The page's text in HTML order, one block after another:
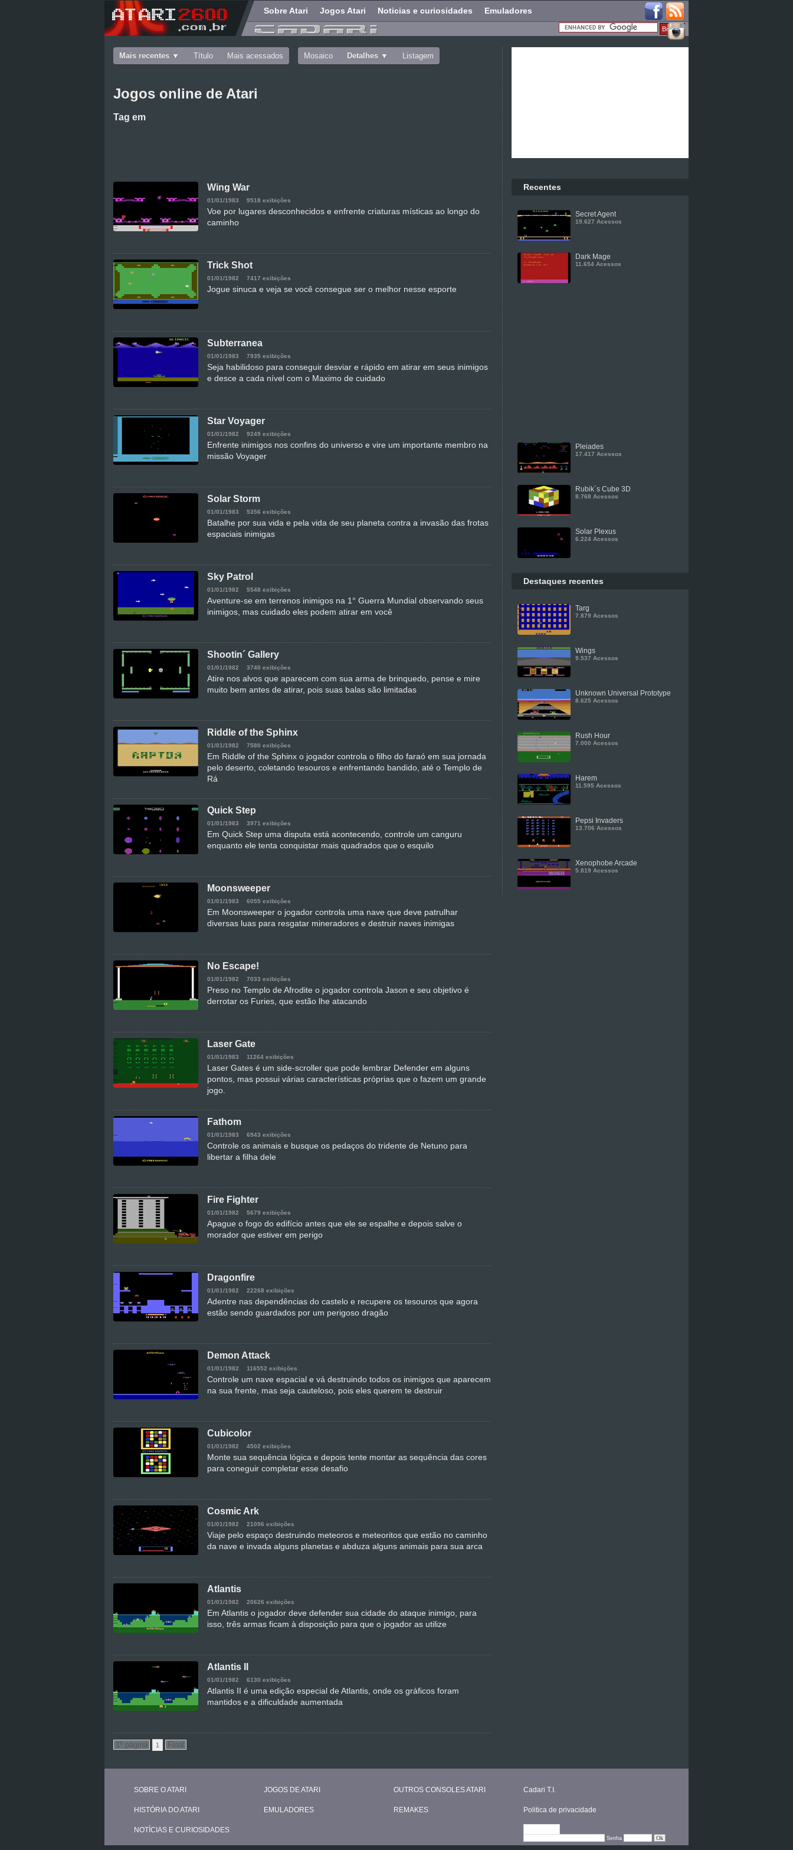
Sobre Atari Jogos Atari Noticias e curiosidades Emuladores
Mais recentes Título Mais acessados Mosaico Detalhes Listagem
Jogos online de Atari
Tag em
Wing War
01/01/1983 9518 exibições
Voe por lugares desconhecidos e enfrente criaturas místicas ao longo do
caminho
Trick Shot
01/01/1982 7417 exibições
Jogue sinuca e veja se você consegue ser o melhor nesse esporte
Subterranea
01/01/1983 7935 exibições
Seja habilidoso para conseguir desviar e rápido em atirar em seus inimigos
e desce a cada nível com o Maximo de cuidado
Star Voyager
01/01/1982 9249 exibições
Enfrente inimigos nos confins do universo e vire um importante membro na
missão Voyager
Solar Storm
01/01/1983 5356 exibições
Batalhe por sua vida e pela vida de seu planeta contra a invasão das frotas
espaciais inimigas
Sky Patrol
01/01/1982 5548 exibições
Aventure-se em terrenos inimigos na 1° Guerra Mundial observando seus
inimigos, mas cuidado eles podem atirar em você
Shootin´ Gallery
01/01/1982 3740 exibições
Atire nos alvos que aparecem com sua arma de brinquedo, pense e mire
muito bem antes de atirar, pois suas balas são limitadas
Riddle of the Sphinx
01/01/1982 7580 exibições
Em Riddle of the Sphinx o jogador controla o filho do faraó em sua jornada
pelo deserto, coletando tesouros e enfrentando bandido, até o Templo de
Rá
Quick Step
01/01/1983 3971 exibições
Em Quick Step uma disputa está acontecendo, controle um canguru
enquanto ele tenta conquistar mais quadrados que o esquilo
Moonsweeper
01/01/1983 6055 exibições
Em Moonsweeper o jogador controla uma nave que deve patrulhar
diversas luas para resgatar mineradores e destruir naves inimigas
No Escape!
01/01/1982 7033 exibições
Preso no Templo de Afrodite o jogador controla Jason e seu objetivo é
derrotar os Furies, que estão lhe atacando
Laser Gate
01/01/1983 11264 exibições
Laser Gates é um side-scroller que pode lembrar Defender em alguns
pontos, mas possui várias características próprias que o fazem um grande
jogo.
Fathom
01/01/1983 6943 exibições
Controle os animais e busque os pedaços do tridente de Netuno para
libertar a filha dele
Fire Fighter
01/01/1982 5679 exibições
Apague o fogo do edifício antes que ele se espalhe e depois salve o
morador que estiver em perigo
Dragonfire
01/01/1982 22268 exibições
Adentre nas dependências do castelo e recupere os tesouros que agora
estão sendo guardados por um perigoso dragão
Demon Attack
01/01/1982 116552 exibições
Controle um nave espacial e vá destruindo todos os inimigos que aparecem
na sua frente, mas seja cauteloso, pois eles querem te destruir
Cubicolor
01/01/1982 4502 exibições
Monte sua sequência lógica e depois tente montar as sequência das cores
para coneguir completar esse desafio
Cosmic Ark
01/01/1982 21096 exibições
Viaje pelo espaço destruindo meteoros e meteoritos que estão no caminho
da nave e invada alguns planetas e abduza alguns animais para sua arca
Atlantis
01/01/1982 20626 exibições
Em Atlantis o jogador deve defender sua cidade do ataque inimigo, para
isso, três armas ficam à disposição para que o jogador as utilize
Atlantis II
01/01/1982 6130 exibições
Atlantis II é uma edição especial de Atlantis, onde os gráficos foram
mantidos e a dificuldade aumentada
1
Recentes
Secret Agent
19.627 Acessos
Dark Mage
11.654 Acessos
Pleiades
17.417 Acessos
Rubik´s Cube 3D
8.768 Acessos
Solar Plexus
6.224 Acessos
Destaques recentes
Targ
7.879 Acessos
Wings
9.537 Acessos
Unknown Universal Prototype
8.625 Acessos
Rush Hour
7.000 Acessos
Harem
11.595 Acessos
Pepsi Invaders
13.706 Acessos
Xenophobe Arcade
5.819 Acessos
SOBRE O ATARI
HISTÓRIA DO ATARI
NOTÍCIAS E CURIOSIDADES
JOGOS DE ATARI
EMULADORES
OUTROS CONSOLES ATARI
REMAKES
Cadari T.I.
Politica de privacidade
Senha